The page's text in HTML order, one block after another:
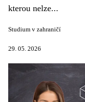
kterou nelze...
Studium v zahraničí
29. 05. 2026